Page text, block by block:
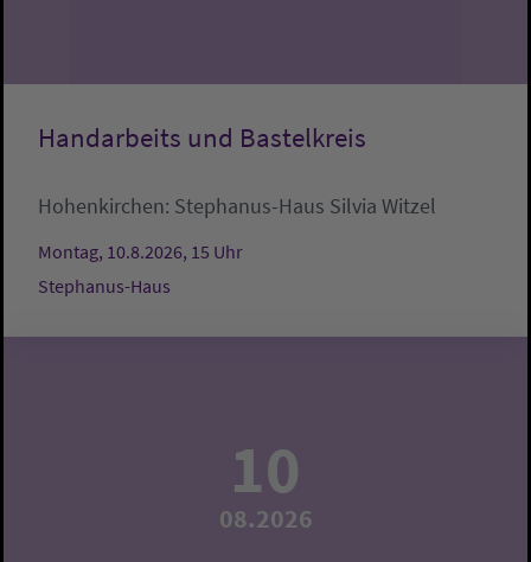
Handarbeits und Bastelkreis
Hohenkirchen: Stephanus-Haus Silvia Witzel
Montag, 10.8.2026, 15 Uhr
Stephanus-Haus
10
08.2026